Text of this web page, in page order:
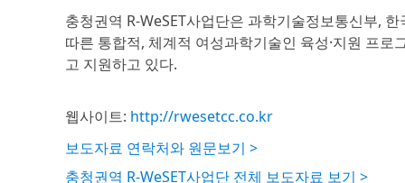
충청권역 R-WeSET사업단은 과학기술정보통신부,
따른 통합적, 체계적 여성과학기술인 육성·지원 프로
고 지원하고 있다.
웹사이트: http://rwesetcc.co.kr
보도자료 연락처와 원문보기 >
충청권역 R-WeSET사업단 전체 보도자료 보기 >